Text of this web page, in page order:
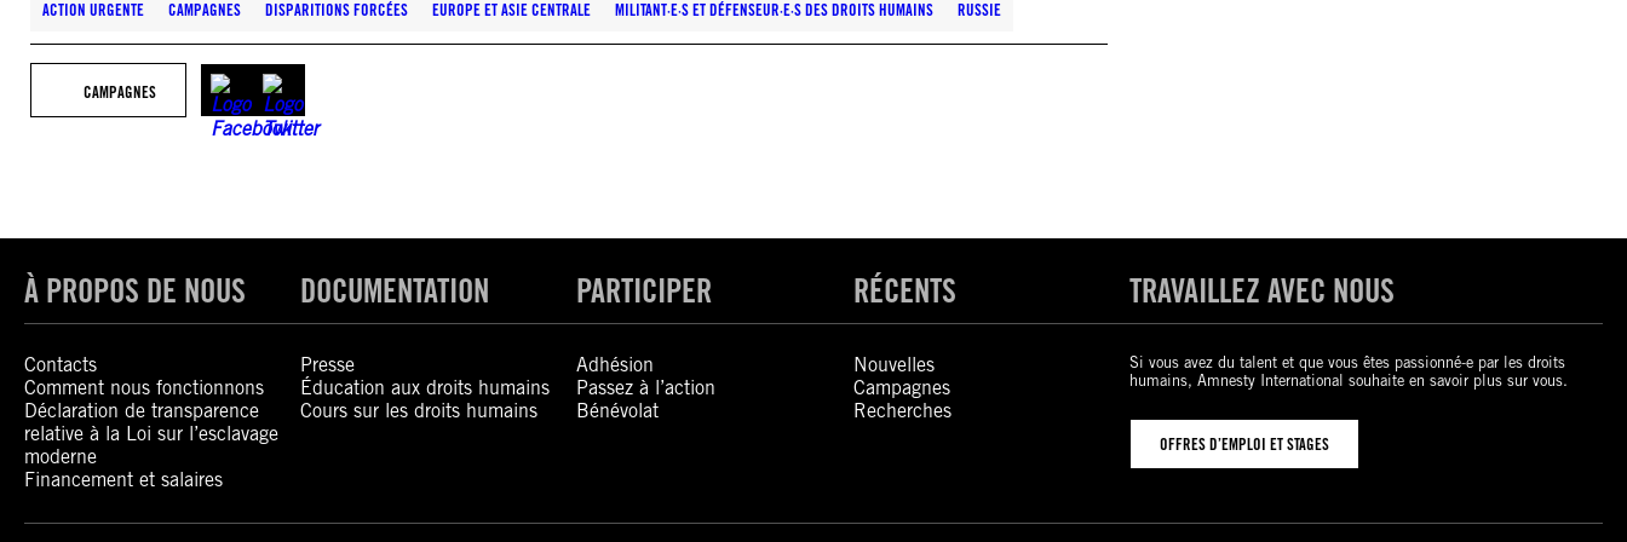
ACTION URGENTE CAMPAGNES DISPARITIONS FORCÉES EUROPE ET ASIE CENTRALE MILITANT·E·S ET DÉFENSEUR·E·S DES DROITS HUMAINS RUSSIE
CAMPAGNES
À PROPOS DE NOUS
Contacts
Comment nous fonctionnons
Déclaration de transparence
relative à la Loi sur l’esclavage
moderne
Financement et salaires
DOCUMENTATION
Presse
Éducation aux droits humains
Cours sur les droits humains
PARTICIPER
Adhésion
Passez à l’action
Bénévolat
RÉCENTS
Nouvelles
Campagnes
Recherches
TRAVAILLEZ AVEC NOUS
Si vous avez du talent et que vous êtes passionné-e par les droits
humains, Amnesty International souhaite en savoir plus sur vous.
OFFRES D’EMPLOI ET STAGES